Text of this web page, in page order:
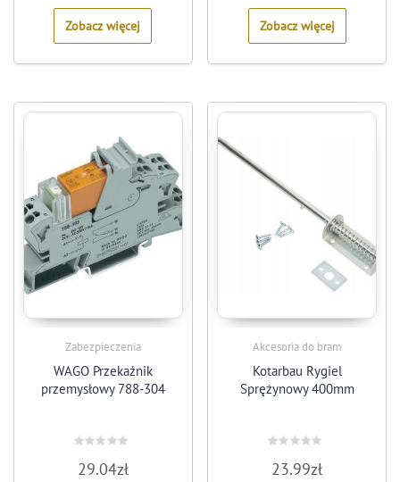
5
Zobacz więcej
5
Zobacz więcej
Zabezpieczenia
WAGO Przekaźnik
przemysłowy 788-304
029.04zł
Akcesoria do bram
Kotarbau Rygiel
Sprężynowy 400mm
023.99zł